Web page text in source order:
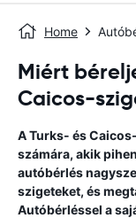
Home
Miért
Caicos-
A Turks- és
számára, akik
autóbérlés
szigeteket, és
Autóbérléssel a